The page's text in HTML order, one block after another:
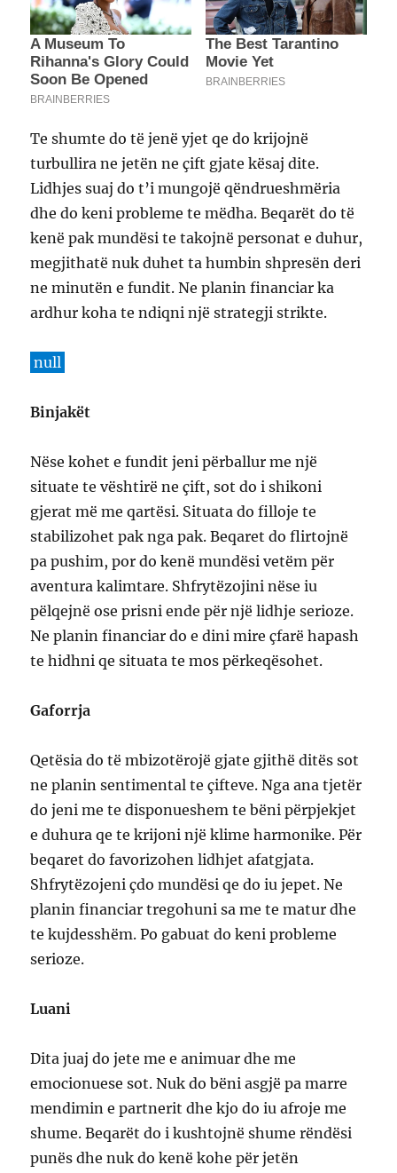
Te shumte do të jenë yjet qe do krijojnë
turbullira ne jetën ne çift gjate kësaj dite.
Lidhjes suaj do t’i mungojë qëndrueshmëria
dhe do keni probleme te mëdha. Beqarët do të
kenë pak mundësi te takojnë personat e duhur,
megjithatë nuk duhet ta humbin shpresën deri
ne minutën e fundit. Ne planin financiar ka
ardhur koha te ndiqni një strategji strikte.
null
Binjakët
Nëse kohet e fundit jeni përballur me një
situate te vështirë ne çift, sot do i shikoni
gjerat më me qartësi. Situata do filloje te
stabilizohet pak nga pak. Beqaret do flirtojnë
pa pushim, por do kenë mundësi vetëm për
aventura kalimtare. Shfrytëzojini nëse iu
pëlqejnë ose prisni ende për një lidhje serioze.
Ne planin financiar do e dini mire çfarë hapash
te hidhni qe situata te mos përkeqësohet.
Gaforrja
Qetësia do të mbizotërojë gjate gjithë ditës sot
ne planin sentimental te çifteve. Nga ana tjetër
do jeni me te disponueshem te bëni përpjekjet
e duhura qe te krijoni një klime harmonike. Për
beqaret do favorizohen lidhjet afatgjata.
Shfrytëzojeni çdo mundësi qe do iu jepet. Ne
planin financiar tregohuni sa me te matur dhe
te kujdesshëm. Po gabuat do keni probleme
serioze.
Luani
Dita juaj do jete me e animuar dhe me
emocionuese sot. Nuk do bëni asgjë pa marre
mendimin e partnerit dhe kjo do iu afroje me
shume. Beqarët do i kushtojnë shume rëndësi
punës dhe nuk do kenë kohe për jetën